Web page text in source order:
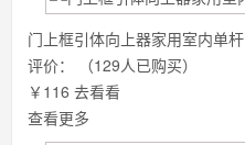
门上框引体向上器家用室内单杆
评价：
（129人已购买）
￥116 去看看
查看更多